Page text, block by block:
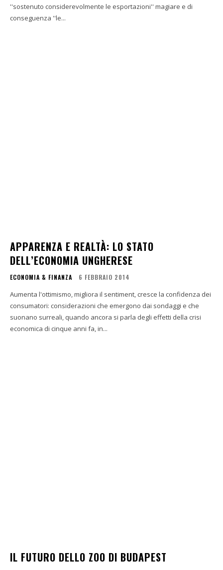
''sostenuto considerevolmente le esportazioni'' magiare e di
conseguenza ''le...
APPARENZA E REALTÀ: LO STATO
DELL’ECONOMIA UNGHERESE
ECONOMIA & FINANZA 6 FEBBRAIO 2014
Aumenta l'ottimismo, migliora il sentiment, cresce la confidenza dei
consumatori: considerazioni che emergono dai sondaggi e che
suonano surreali, quando ancora si parla degli effetti della crisi
economica di cinque anni fa, in...
IL FUTURO DELLO ZOO DI BUDAPEST